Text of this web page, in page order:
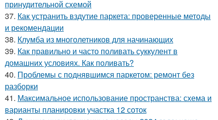
принудительной схемой
37. Как устранить вздутие паркета: проверенные методы
и рекомендации
38. Клумба из многолетников для начинающих
39. Как правильно и часто поливать суккулент в
домашних условиях. Как поливать?
40. Проблемы с поднявшимся паркетом: ремонт без
разборки
41. Максимальное использование пространства: схема и
варианты планировки участка 12 соток